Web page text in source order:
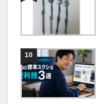
10